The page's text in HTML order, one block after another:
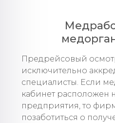
Предрейсовый
исключительно
специалисты. Если
кабинет расположен
предприятия, то
позаботиться о